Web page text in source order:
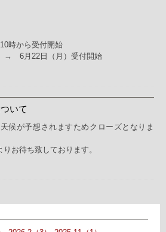
時から受付開始
→ 6月22日（月）受付開始
いて
候が予想されますためクローズとなりま
お待ち致しております。